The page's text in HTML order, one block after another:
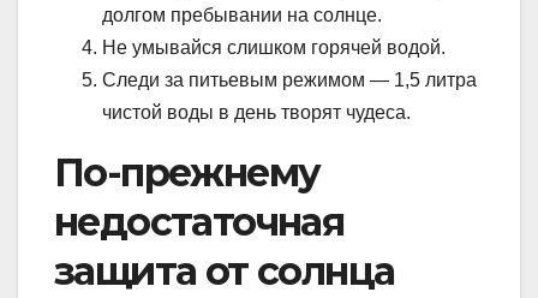
долгом пребывании на солнце.
Не умывайся слишком горячей водой.
Следи за питьевым режимом — 1,5 литра
чистой воды в день творят чудеса.
По-прежнему
недостаточная
защита от солнца